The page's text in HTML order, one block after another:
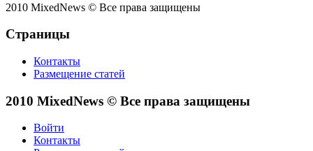
2010 MixedNews © Все права защищены
Страницы
Контакты
Размещение статей
2010 MixedNews © Все права защищены
Войти
Контакты